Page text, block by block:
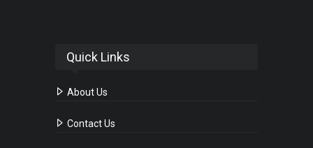
Quick Links
About Us
Contact Us